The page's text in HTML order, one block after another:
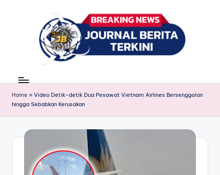
r
n
a
news
Home » Video Detik-detik Dua Pesawat Vietnam Airlines Bersenggolan
hingga Sebabkan Kerusakan